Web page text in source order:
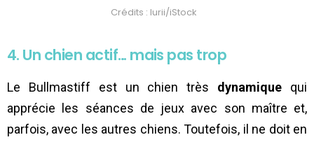
Crédits : Iurii/iStock
4. Un chien actif… mais pas trop
Le Bullmastiff est un chien très dynamique qui
apprécie les séances de jeux avec son maître et,
parfois, avec les autres chiens. Toutefois, il ne doit en